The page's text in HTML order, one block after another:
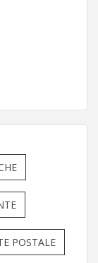
POSTALE